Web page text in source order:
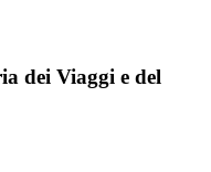
dei Viaggi e del